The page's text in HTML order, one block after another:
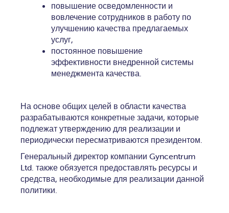
повышение осведомленности и
вовлечение сотрудников в работу по
улучшению качества предлагаемых
услуг,
постоянное повышение
эффективности внедренной системы
менеджмента качества.
На основе общих целей в области качества
разрабатываются конкретные задачи, которые
подлежат утверждению для реализации и
периодически пересматриваются президентом.
Генеральный директор компании Gyncentrum
Ltd. также обязуется предоставлять ресурсы и
средства, необходимые для реализации данной
политики.